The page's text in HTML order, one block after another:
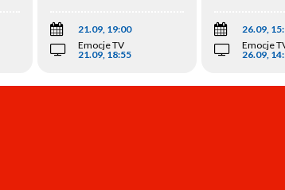
21.09, 19:00
Emocje TV
21.09, 18:55
26.09,
Emocje
26.09,